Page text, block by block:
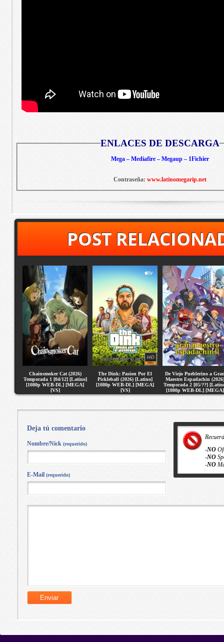
ENLACES DE DESCARGA
Mega – Mediafire – Megaup – 1Fichier
Contraseña: www.latinomegarip.net
POST
Chainsmoker Cat (2026)
Temporada 1 [04/12] [Latino]
[1080p WEB-DL] [MEGA]
[VS]
The Dink: Pasion Por El
Pickleball (2026) [Latino]
[1080p WEB-DL] [MEGA]
[VS]
De Viejo Pueblerino a
Maestro Espadachin (2026)
Temporada 2 [05/??]
[1080p WEB-DL] [MEGA]
[VS]
-NO
-NO
-NO
Deja tú comentario
Nombre/Nick (requerido)
E-Mail (requerido)